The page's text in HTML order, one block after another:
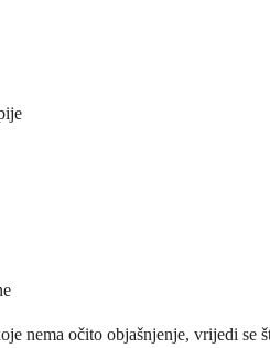
nema očito objašnjenje, vrijedi se